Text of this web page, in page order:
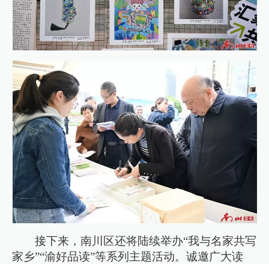
接下来，南川区还将陆续举办“我与名家共写
家乡”“渝好品读”等系列主题活动。诚邀广大读